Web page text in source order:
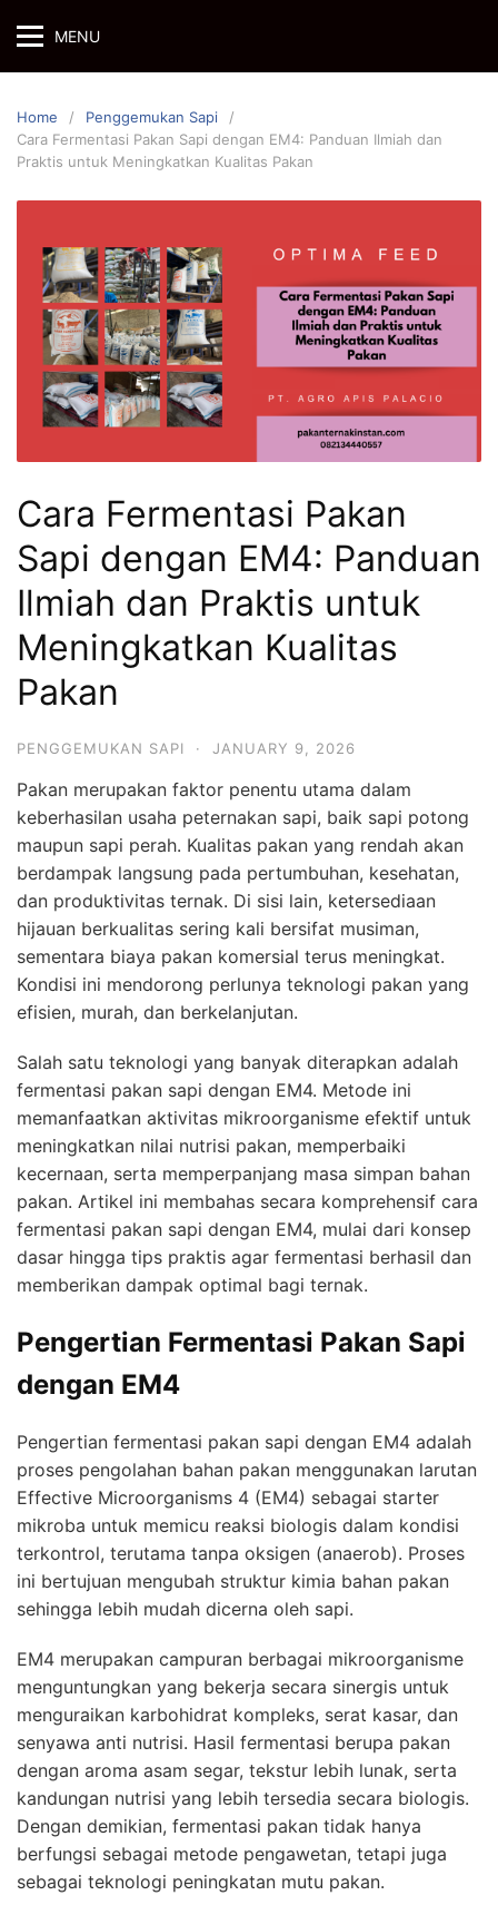
content
MENU
Home
Penggemukan Sapi
Cara Fermentasi Pakan Sapi dengan EM4: Panduan Ilmiah dan
Praktis untuk Meningkatkan Kualitas Pakan
Cara Fermentasi Pakan
Sapi dengan EM4: Panduan
Ilmiah dan Praktis untuk
Meningkatkan Kualitas
Pakan
PENGGEMUKAN SAPI · JANUARY 9, 2026
Pakan merupakan faktor penentu utama dalam
keberhasilan usaha peternakan sapi, baik sapi potong
maupun sapi perah. Kualitas pakan yang rendah akan
berdampak langsung pada pertumbuhan, kesehatan,
dan produktivitas ternak. Di sisi lain, ketersediaan
hijauan berkualitas sering kali bersifat musiman,
sementara biaya pakan komersial terus meningkat.
Kondisi ini mendorong perlunya teknologi pakan yang
efisien, murah, dan berkelanjutan.
Salah satu teknologi yang banyak diterapkan adalah
fermentasi pakan sapi dengan EM4. Metode ini
memanfaatkan aktivitas mikroorganisme efektif untuk
meningkatkan nilai nutrisi pakan, memperbaiki
kecernaan, serta memperpanjang masa simpan bahan
pakan. Artikel ini membahas secara komprehensif cara
fermentasi pakan sapi dengan EM4, mulai dari konsep
dasar hingga tips praktis agar fermentasi berhasil dan
memberikan dampak optimal bagi ternak.
Pengertian Fermentasi Pakan Sapi
dengan EM4
Pengertian fermentasi pakan sapi dengan EM4 adalah
proses pengolahan bahan pakan menggunakan larutan
Effective Microorganisms 4 (EM4) sebagai starter
mikroba untuk memicu reaksi biologis dalam kondisi
terkontrol, terutama tanpa oksigen (anaerob). Proses
ini bertujuan mengubah struktur kimia bahan pakan
sehingga lebih mudah dicerna oleh sapi.
EM4 merupakan campuran berbagai mikroorganisme
menguntungkan yang bekerja secara sinergis untuk
menguraikan karbohidrat kompleks, serat kasar, dan
senyawa anti nutrisi. Hasil fermentasi berupa pakan
dengan aroma asam segar, tekstur lebih lunak, serta
kandungan nutrisi yang lebih tersedia secara biologis.
Dengan demikian, fermentasi pakan tidak hanya
berfungsi sebagai metode pengawetan, tetapi juga
sebagai teknologi peningkatan mutu pakan.